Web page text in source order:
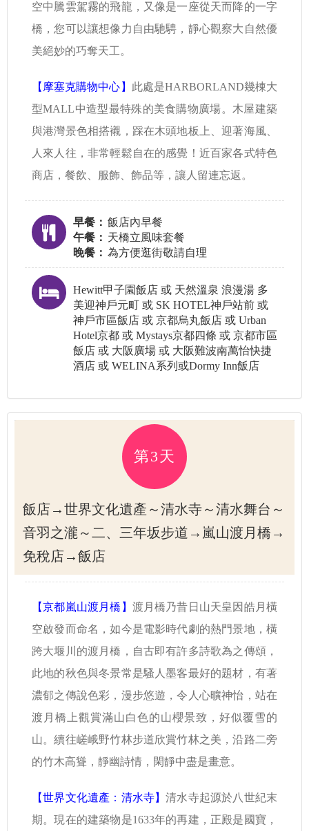
空中騰雲駕霧的飛龍，又像是一座從天而降的一字
橋，您可以讓想像力自由馳騁，靜心觀察大自然優
美絕妙的巧奪天工。
【摩塞克購物中心】 此處是HARBORLAND幾棟大
型MALL中造型最特殊的美食購物廣場。木屋建築
與港灣景色相搭襯，踩在木頭地板上、迎著海風、
人來人往，非常輕鬆自在的感覺！近百家各式特色
商店，餐飲、服飾、飾品等，讓人留連忘返。
早餐： 飯店內早餐
午餐： 天橋立風味套餐
晚餐： 為方便逛街敬請自理
Hewitt甲子園飯店 或 天然溫泉 浪漫湯 多
美迎神戶元町 或 SK HOTEL神戶站前 或
神戶市區飯店 或 京都烏丸飯店 或 Urban
Hotel京都 或 Mystays京都四條 或 京都市區
飯店 或 大阪廣場 或 大阪難波南萬怡快捷
酒店 或 WELINA系列或Dormy Inn飯店
第3天
飯店→世界文化遺產～清水寺～清水舞台～
音羽之瀧～二、三年坂步道→嵐山渡月橋→
免稅店→飯店
【京都嵐山渡月橋】 渡月橋乃昔日山天皇因皓月橫
空啟發而命名，如今是電影時代劇的熱門景地，橫
跨大堰川的渡月橋，自古即有許多詩歌為之傳頌，
此地的秋色與冬景常是騷人墨客最好的題材，有著
濃郁之傳說色彩，漫步悠遊，令人心曠神怡，站在
渡月橋上觀賞滿山白色的山櫻景致，好似覆雪的
山。續往嵯峨野竹林步道欣賞竹林之美，沿路二旁
的竹木高聳，靜幽詩情，閑靜中盡是畫意。
【世界文化遺產：清水寺】清水寺起源於八世紀末
期。現在的建築物是1633年的再建，正殿是國寶，